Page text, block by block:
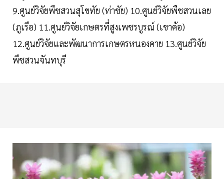
9.ศูนย์วิจัยพืชสวนสุโขทัย (ท่าชัย) 10.ศูนย์วิจัยพืชสวนเลย
(ภูเรือ) 11.ศูนย์วิจัยเกษตรที่สูงเพชรบูรณ์ (เขาค้อ)
12.ศูนย์วิจัยและพัฒนาการเกษตรหนองคาย 13.ศูนย์วิจัย
พืชสวนจันทบุรี